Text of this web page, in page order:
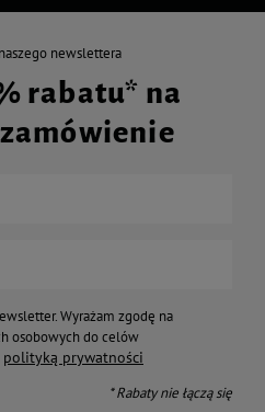
newslettera
rabatu* na
Wyrażam zgodę na
osobowych do celów
polityką prywatności
* Rabaty nie łączą się